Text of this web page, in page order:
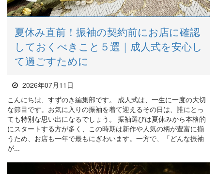
夏休み直前！振袖の契約前にお店に確認
しておくべきこと５選｜成人式を安心し
て過ごすために
2026年07月11日
こんにちは、すずのき編集部です。 成人式は、一生に一度の大切
な節目です。お気に入りの振袖を着て迎えるその日は、誰にとっ
ても特別な思い出になるでしょう。 振袖選びは夏休みから本格的
にスタートする方が多く、この時期は新作や人気の柄が豊富に揃
うため、お店も一年で最もにぎわいます。一方で、「どんな振袖
が...